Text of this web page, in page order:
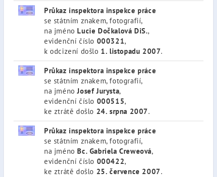
Průkaz inspektora inspekce práce
se státním znakem, fotografií,
na jméno Lucie Dočkalová DiS.,
evidenční číslo 000321,
k odcizení došlo 1. listopadu 2007.
Průkaz inspektora inspekce práce
se státním znakem, fotografií,
na jménoJosef Jurysta,
evidenční číslo 000515,
ke ztrátě došlo 24. srpna 2007.
Průkaz inspektora inspekce práce
se státním znakem, fotografií,
na jméno Bc. Gabriela Creweová,
evidenční číslo 000422,
ke ztrátě došlo 25. července 2007.